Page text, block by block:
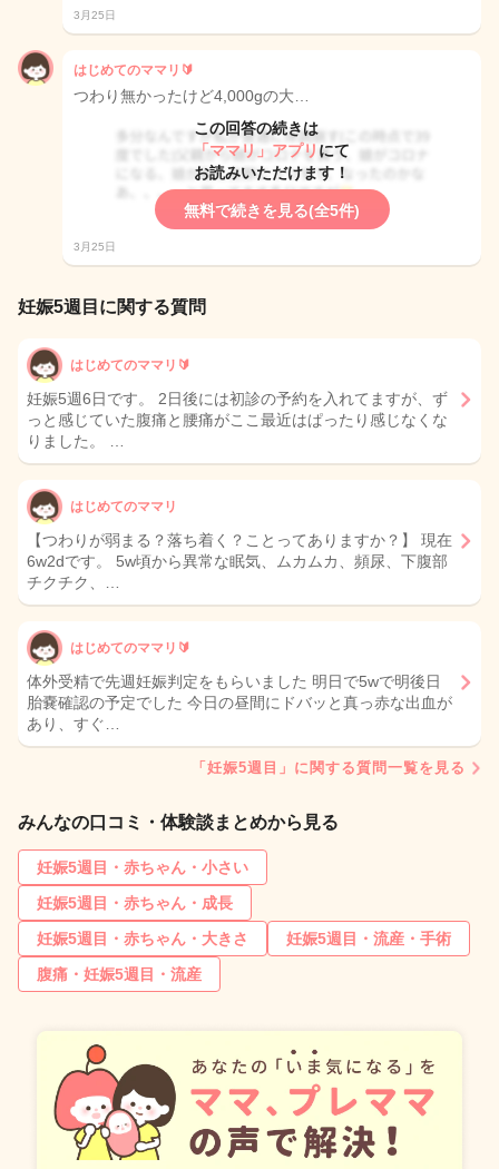
3月25日
はじめてのママリ🔰
つわり無かったけど4,000gの大…
この回答の続きは
「ママリ」アプリ にて
お読みいただけます！
無料で続きを見る(全5件)
3月25日
妊娠5週目に関する質問
はじめてのママリ🔰
妊娠5週6日です。 2日後には初診の予約を入れてますが、ず
っと感じていた腹痛と腰痛がここ最近はぱったり感じなくな
りました。 …
はじめてのママリ
【つわりが弱まる？落ち着く？ことってありますか？】 現在
6w2dです。 5w頃から異常な眠気、ムカムカ、頻尿、下腹部
チクチク、…
はじめてのママリ🔰
体外受精で先週妊娠判定をもらいました 明日で5wで明後日
胎嚢確認の予定でした 今日の昼間にドバッと真っ赤な出血が
あり、すぐ…
「妊娠5週目」に関する質問一覧を見る
みんなの口コミ・体験談まとめから見る
妊娠5週目・赤ちゃん・小さい
妊娠5週目・赤ちゃん・成長
妊娠5週目・赤ちゃん・大きさ
妊娠5週目・流産・手術
腹痛・妊娠5週目・流産